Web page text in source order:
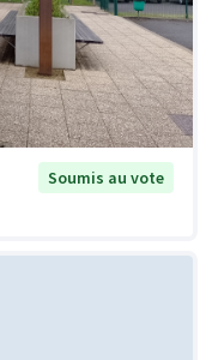
Soumis au vote